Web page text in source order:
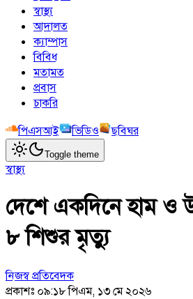
স্বাস্থ্য
আদালত
ক্যাম্পাস
বিবিধ
মতামত
প্রবাস
চাকরি
পিএসআই
ভিডিও ছবিঘর
Toggle theme
স্বাস্থ্য
দেশে একদিনে হাম ও
৮ শিশুর মৃত্যু
নিজস্ব প্রতিবেদক
প্রকাশঃ ০৯:১৮ পিএম, ১৩ মে ২০২৬